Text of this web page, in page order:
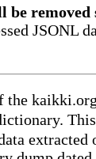
be removed
JSONL
the
extracted